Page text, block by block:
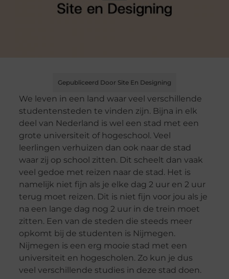
Gepubliceerd Door Site En Designing
We leven in een land waar veel verschillende
studentensteden te vinden zijn. Bijna in elk
deel van Nederland is wel een stad met een
grote universiteit of hogeschool. Veel
leerlingen verhuizen dan ook naar de stad
waar zij op school zitten. Dit scheelt dan vaak
veel gedoe met reizen naar de stad. Het is
namelijk niet fijn als je elke dag 2 uur en 2 uur
terug moet reizen. Dit is niet fijn voor jou als je
na een lange dag nog 2 uur in de trein moet
zitten. Een van de steden die steeds meer
opkomt bij de studenten is Nijmegen.
Nijmegen is een erg mooie stad met een
universiteit en hogescholen. Zo kun je dus
veel verschillende studies in deze stad doen.